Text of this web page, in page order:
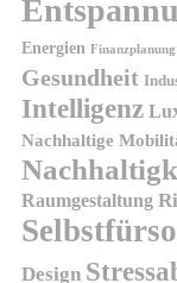
Energien Finanzplanung
Gesundheit
Intelligenz
Nachhaltige
Raumgestaltung
Design